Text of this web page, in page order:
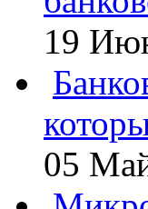
19
05